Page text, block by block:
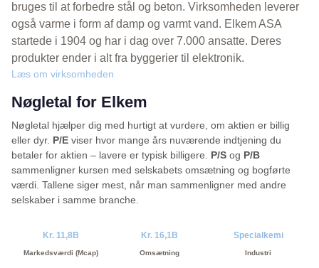
bruges til at forbedre stål og beton. Virksomheden leverer
også varme i form af damp og varmt vand. Elkem ASA
startede i 1904 og har i dag over 7.000 ansatte. Deres
produkter ender i alt fra byggerier til elektronik.
Læs om virksomheden
Nøgletal for Elkem
Nøgletal hjælper dig med hurtigt at vurdere, om aktien er billig
eller dyr. P/E viser hvor mange års nuværende indtjening du
betaler for aktien – lavere er typisk billigere. P/S og P/B
sammenligner kursen med selskabets omsætning og bogførte
værdi. Tallene siger mest, når man sammenligner med andre
selskaber i samme branche.
Kr. 11,8B
Markedsværdi (Mcap)
Kr. 16,1B
Omsætning
Specialkemi
Industri